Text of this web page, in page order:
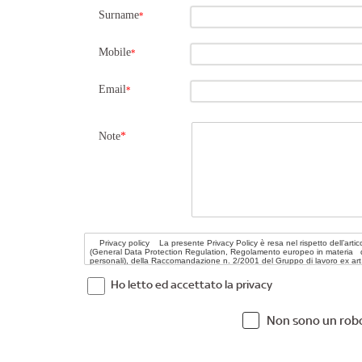
Surname*
Mobile*
Email*
Note*
Ho letto ed accettato la privacy
Non sono un